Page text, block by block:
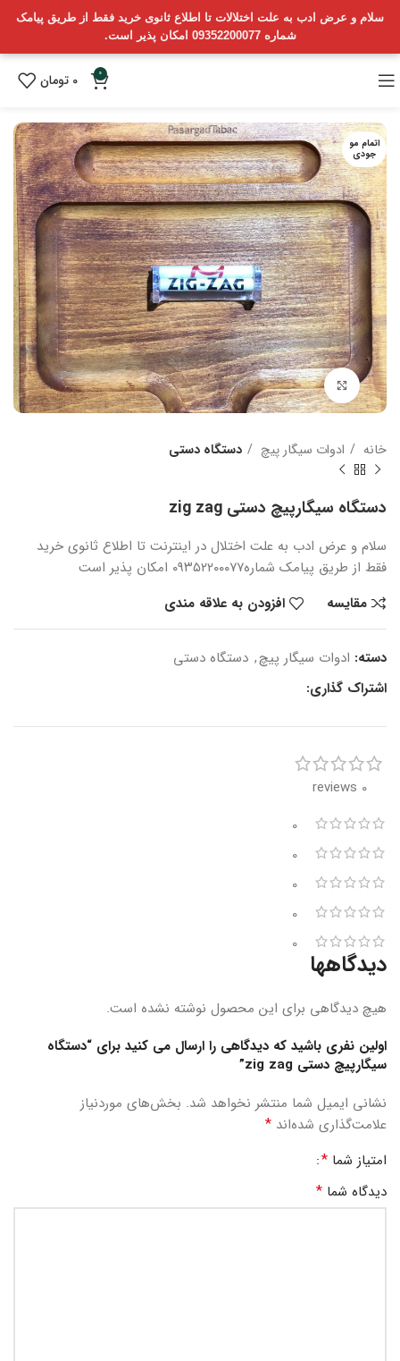
سلام و عرض ادب به علت اختلالات تا اطلاع ثانوی خرید فقط از طریق پیامک
شماره 09352200077 امکان پذیر است.
0
0 تومان
اتمام مو
جودی
بزرگنمایی تصویر
خانه ادوات سیگار پیچ دستگاه دستی
دستگاه سیگارپیچ دستی zig zag
سلام و عرض ادب به علت اختلال در اینترنت تا اطلاع ثانوی خرید
فقط از طریق پیامک شماره۰۹۳۵۲۲۰۰۰۷۷ امکان پذیر است
مقایسه
افزودن به علاقه مندی
دسته: ادوات سیگار پیچ, دستگاه دستی
اشتراک گذاری:
0 reviews
0
0
0
0
0
دیدگاهها
هیچ دیدگاهی برای این محصول نوشته نشده است.
اولین نفری باشید که دیدگاهی را ارسال می کنید برای “دستگاه
سیگارپیچ دستی zig zag”
نشانی ایمیل شما منتشر نخواهد شد. بخش‌های موردنیاز
علامت‌گذاری شده‌اند *
امتیاز شما *
دیدگاه شما *